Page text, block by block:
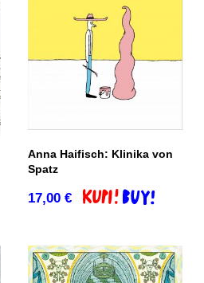
Anna Haifisch: Klinika von
Spatz
17,00 € Dodaj v košarico